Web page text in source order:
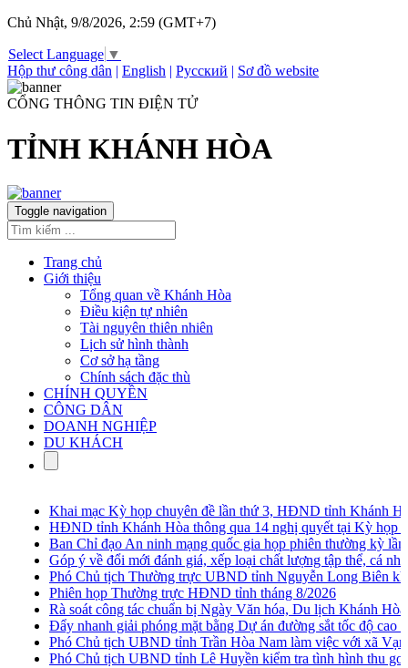
Chủ Nhật, 9/8/2026, 2:59 (GMT+7)
Select Language ▼
Hộp thư công dân | English | Русский | Sơ đồ website
CỔNG THÔNG TIN ĐIỆN TỬ
TỈNH KHÁNH HÒA
Toggle navigation
Trang chủ
Giới thiệu
Tổng quan về Khánh Hòa
Điều kiện tự nhiên
Tài nguyên thiên nhiên
Lịch sử hình thành
Cơ sở hạ tầng
Chính sách đặc thù
CHÍNH QUYỀN
CÔNG DÂN
DOANH NGHIỆP
DU KHÁCH
Khai mạc Kỳ họp chuyên đề lần thứ 3, HĐND tỉnh Khánh
HĐND tỉnh Khánh Hòa thông qua 14 nghị quyết tại Kỳ họp
Ban Chỉ đạo An ninh mạng quốc gia họp phiên thường kỳ lần
Góp ý về đổi mới đánh giá, xếp loại chất lượng tập thể, cá
Phó Chủ tịch Thường trực UBND tỉnh Nguyễn Long Biên
Phiên họp Thường trực HĐND tỉnh tháng 8/2026
Rà soát công tác chuẩn bị Ngày Văn hóa, Du lịch Khánh Hòa
Đẩy nhanh giải phóng mặt bằng Dự án đường sắt tốc độ cao
Phó Chủ tịch UBND tỉnh Trần Hòa Nam làm việc với xã Vạn
Phó Chủ tịch UBND tỉnh Lê Huyền kiểm tra tình hình thu